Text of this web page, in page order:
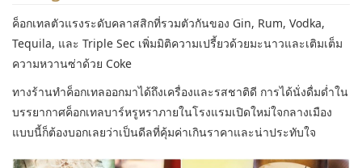
ค็อกเทลตัวแรงระดับคลาสสิกที่รวมตัวกันของ Gin, Rum, Vodka,
Tequila, และ Triple Sec เพิ่มมิติความเปรี้ยวด้วยมะนาวและเติมเต็ม
ความหวานซ่าด้วย Coke
ทางร้านทำค็อกเทลออกมาได้ถึงเครื่องและรสชาติดี การได้นั่งดื่มด่ำใน
บรรยากาศค็อกเทลบาร์หรูหราภายในโรงแรมเปิดใหม่ใจกลางเมือง
แบบนี้ก็ต้องบอกเลยว่าเป็นดีลที่คุ้มค่าเกินราคาและน่าประทับใจ